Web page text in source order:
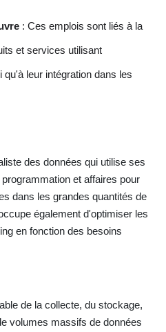
: Ces emplois sont liés à la
et services utilisant
qu'à leur intégration dans les
des données qui utilise ses
et affaires pour
dans les grandes quantités de
également d'optimiser les
en fonction des besoins
de la collecte, du stockage,
volumes massifs de données